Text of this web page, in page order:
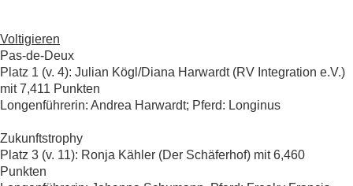
Voltigieren
Pas-de-Deux
Platz 1 (v. 4): Julian Kögl/Diana Harwardt (RV Integration e.V.)
mit 7,411 Punkten
Longenführerin: Andrea Harwardt; Pferd: Longinus
Zukunftstrophy
Platz 3 (v. 11): Ronja Kähler (Der Schäferhof) mit 6,460
Punkten